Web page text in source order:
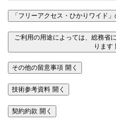
「フリーアクセス・ひかりワイド
ご利用の用途によっては、総務省
ります
その他の留意事項 開く
技術参考資料 開く
契約約款 開く